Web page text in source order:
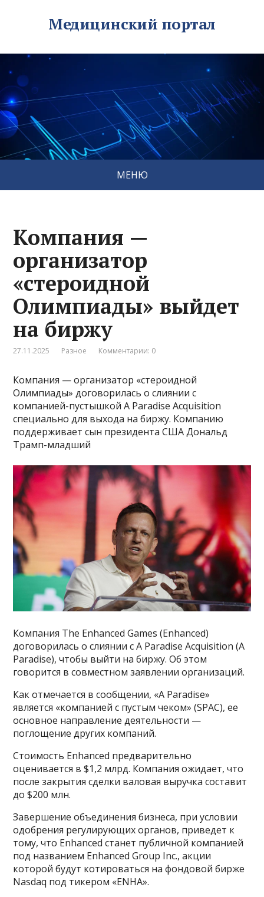
Медицинский портал
МЕНЮ
Компания —
организатор
«стероидной
Олимпиады» выйдет
на биржу
27.11.2025 Разное Комментарии: 0
Компания — организатор «стероидной
Олимпиады» договорилась о слиянии с
компанией-пустышкой A Paradise Acquisition
специально для выхода на биржу. Компанию
поддерживает сын президента США Дональд
Трамп-младший
Компания The Enhanced Games (Enhanced)
договорилась о слиянии с A Paradise Acquisition (A
Paradise), чтобы выйти на биржу. Об этом
говорится в совместном заявлении организаций.
Как отмечается в сообщении, «A Paradise»
является «компанией с пустым чеком» (SPAC), ее
основное направление деятельности —
поглощение других компаний.
Cтоимость Enhanced предварительно
оценивается в $1,2 млрд. Компания ожидает, что
после закрытия сделки валовая выручка составит
до $200 млн.
Завершение объединения бизнеса, при условии
одобрения регулирующих органов, приведет к
тому, что Enhanced станет публичной компанией
под названием Enhanced Group Inc., акции
которой будут котироваться на фондовой бирже
Nasdaq под тикером «ENHA».